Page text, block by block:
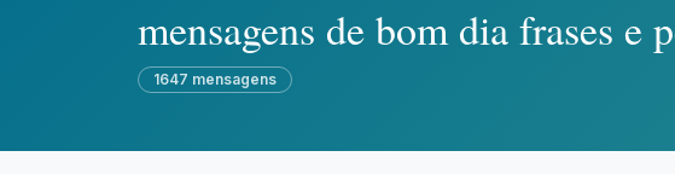
mensagens de bom dia frases e
1647 mensagens